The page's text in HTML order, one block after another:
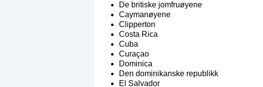
De britiske jomfruøyene
Caymanøyene
Clipperton
Costa Rica
Cuba
Curaçao
Dominica
Den dominikanske republikk
El Salvador